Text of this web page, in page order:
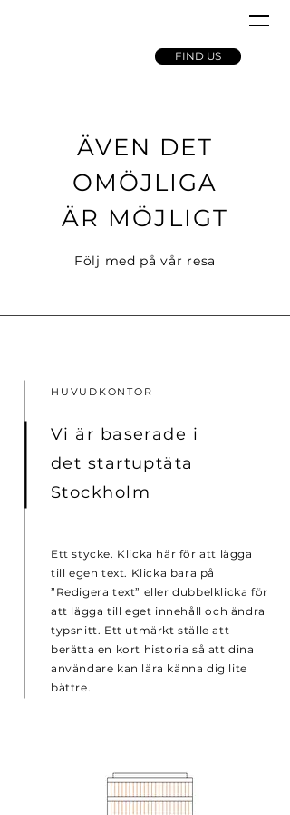
FIND US
ÄVEN DET
OMÖJLIGA
ÄR MÖJLIGT
Följ med på vår resa
HUVUDKONTOR
Vi är baserade i
det startuptäta
Stockholm
Ett stycke. Klicka här för att lägga
till egen text. Klicka bara på
”Redigera text” eller dubbelklicka för
att lägga till eget innehåll och ändra
typsnitt. Ett utmärkt ställe att
berätta en kort historia så att dina
användare kan lära känna dig lite
bättre.